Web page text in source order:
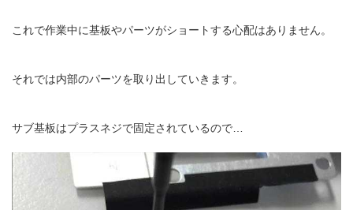
これで作業中に基板やパーツがショートする心配はありません。
それでは内部のパーツを取り出していきます。
サブ基板はプラスネジで固定されているので…